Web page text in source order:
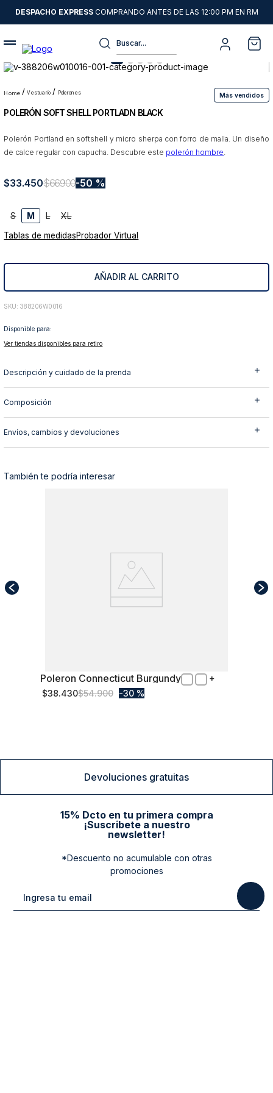
DESPACHO EXPRESSCOMPRANDO ANTES DE LAS 12:00 PM EN RM
Buscar...
vestuario polerones Más vendidos
POLERÓN SOFT SHELL PORTLADN BLACK
Polerón Portland en softshell y micro sherpa con forro de malla. Un diseño
de calce regular con capucha. Descubre este polerón hombre.
$33.450$66.900 50 %
S M L XL
Tablas de medidasProbador Virtual
AÑADIR AL CARRITO
: 388206W0016
Disponible para:
Ver tiendas disponibles para retiro
Descripción y cuidado de la prenda
Composición
Envíos, cambios y devoluciones
También te podría interesar
L
Poleron Connecticut Burgundy
$38.430$54.900 30 %
Devoluciones gratuitas
15% Dcto en tu primera compra
¡Suscribete a nuestro
newsletter!
*Descuento no acumulable con otras
promociones
1.
sweater
2.
chaquetas
3.
pantalon
camisas
5.
chaqueta cuero
blazer
9.
poleron